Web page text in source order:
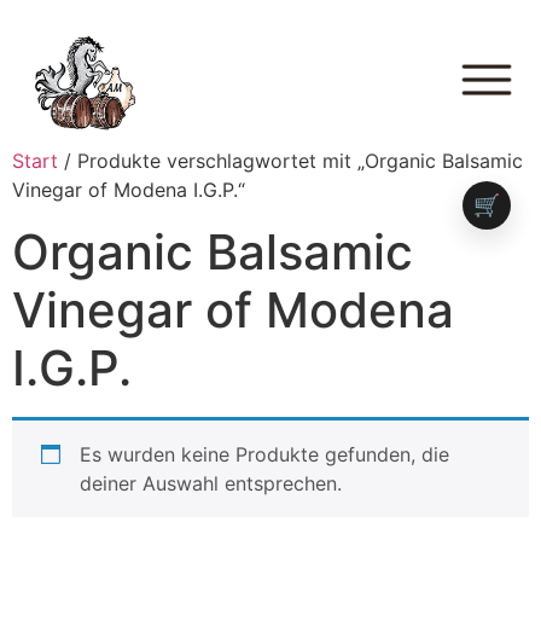
Start / Produkte verschlagwortet mit „Organic Balsamic
Vinegar of Modena I.G.P.“
Organic Balsamic
Vinegar of Modena
I.G.P.
Es wurden keine Produkte gefunden, die
deiner Auswahl entsprechen.
🛒